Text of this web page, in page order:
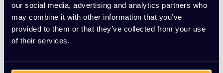
our social media, advertising and analytics partners who
may combine it with other information that you’ve
provided to them or that they’ve collected from your use
of their services.
Bureau accessoires bij Kato
Bij Kato Kantoorinrichting hebben we diverse accessoires